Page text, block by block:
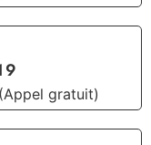
gratuit)